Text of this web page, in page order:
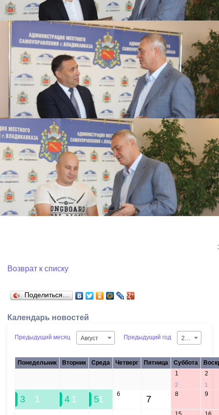
:
Возврат к списку
Поделиться…
Календарь новостей
Предыдущий месяц Август Предыдущий год
Понедельник Вторник Среда Четверг Пятница Суббота
1
2
2
1
3 1 4 1 51 6 7 8 9